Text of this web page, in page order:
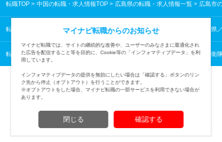
転職TOP 中国の転職・求人情報TOP 広島県の転職・求人情報一覧 広島市
転職TOP 中国の転職・求人情報TOP 広島県の転職・求人情報一覧 広島県
転職TOP 業種から探す 公的機関の転職・求人情報一覧 警察・消防・自衛
(c) Mynavi Corporation
マイナビ転職からのお知らせ
マイナビ転職では、サイトの継続的な改善や、ユーザーのみなさまに最適化され
た広告を配信すること等を目的に、Cookie等の「インフォマティブデータ」を利
用しています。
インフォマティブデータの提供を無効にしたい場合は「確認する」ボタンのリン
ク先から停止（オプトアウト）を行うことができます。
※オプトアウトをした場合、マイナビ転職の一部サービスを利用できない場合が
あります。
閉じる 確認する